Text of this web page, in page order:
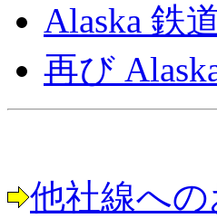
Alaska 鉄
再び
他社線へ